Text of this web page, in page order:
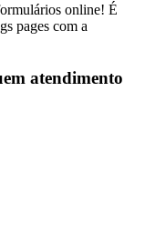
online! É
pages com a
atendimento